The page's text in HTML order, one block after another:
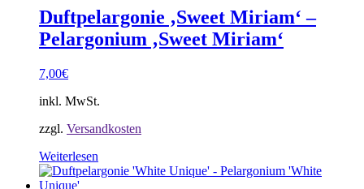
Duftpelargonie ‚Sweet Miriam‘ –
Pelargonium ‚Sweet Miriam‘
7,00€
inkl. MwSt.
zzgl. Versandkosten
Weiterlesen